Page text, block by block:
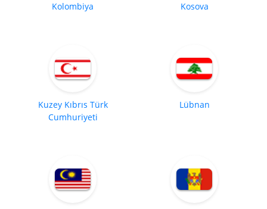
Kolombiya Kosova
Kuzey Kıbrıs Türk
Cumhuriyeti
Lübnan